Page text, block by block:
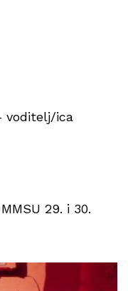
voditelj/ica
29. i 30.